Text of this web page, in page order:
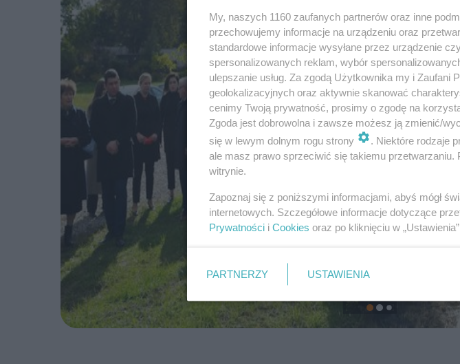
My, naszych 1160 zaufanych partnerów oraz inne
przechowujemy informacje na urządzeniu oraz
standardowe informacje wysyłane przez urządzenie
spersonalizowanych reklam, wybór
ulepszanie usług. Za zgodą Użytkownika my i Zaufani
geolokalizacyjnych oraz aktywnie skanować
cenimy Twoją prywatność, prosimy o zgodę na
Zgoda jest dobrowolna i zawsze możesz ją zmienić/
się w lewym dolnym rogu strony
. Niektóre rodzaje
ale masz prawo sprzeciwić się takiemu przetwarzaniu.
witrynie.
Zapoznaj się z poniższymi informacjami, abyś mógł
internetowych. Szczegółowe informacje dotyczące
Prywatności i Cookies oraz po kliknięciu w
PARTNERZY USTAWIENIA